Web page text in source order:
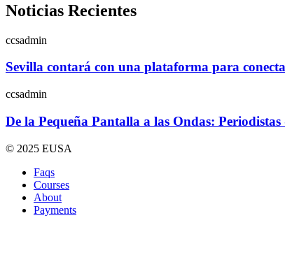
Noticias Recientes
ccsadmin
Sevilla contará con una plataforma para
ccsadmin
De la Pequeña Pantalla a las Ondas:
© 2025 EUSA
Faqs
Courses
About
Payments